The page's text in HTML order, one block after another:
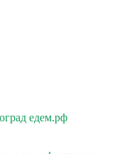
едем.рф